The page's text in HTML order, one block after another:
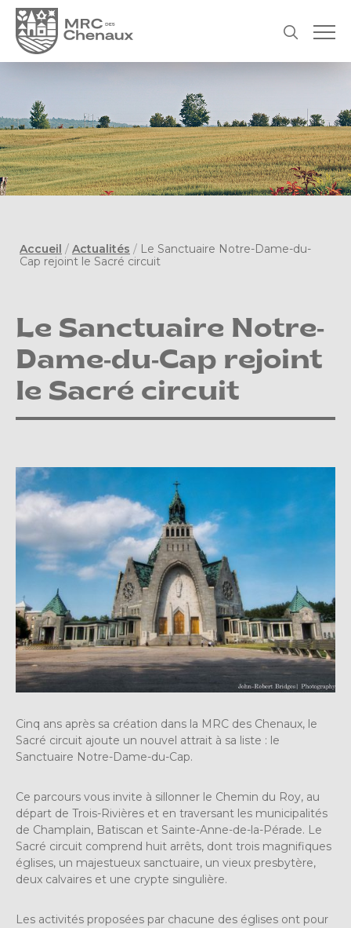
Accueil / Actualités / Le Sanctuaire Notre-Dame-du-
Cap rejoint le Sacré circuit
Le Sanctuaire Notre-
Dame-du-Cap rejoint
le Sacré circuit
Cinq ans après sa création dans la MRC des Chenaux, le
Sacré circuit ajoute un nouvel attrait à sa liste : le
Sanctuaire Notre-Dame-du-Cap.
Ce parcours vous invite à sillonner le Chemin du Roy, au
départ de Trois-Rivières et en traversant les municipalités
de Champlain, Batiscan et Sainte-Anne-de-la-Pérade. Le
Sacré circuit comprend huit arrêts, dont trois magnifiques
églises, un majestueux sanctuaire, un vieux presbytère,
deux calvaires et une crypte singulière.
Les activités proposées par chacune des églises ont pour